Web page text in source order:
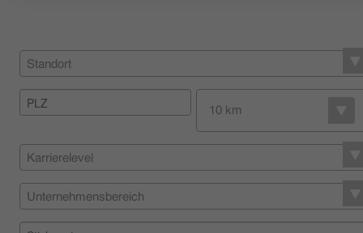
NACHHALTIGKEIT
HÄNDLERSUCHE
Standort
10 km
Karrierelevel
Unternehmensbereich